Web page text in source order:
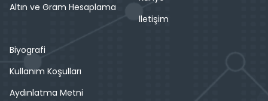
Altın ve Gram Hesaplama
İletişim
Biyografi
Kullanım Koşulları
Aydınlatma Metni